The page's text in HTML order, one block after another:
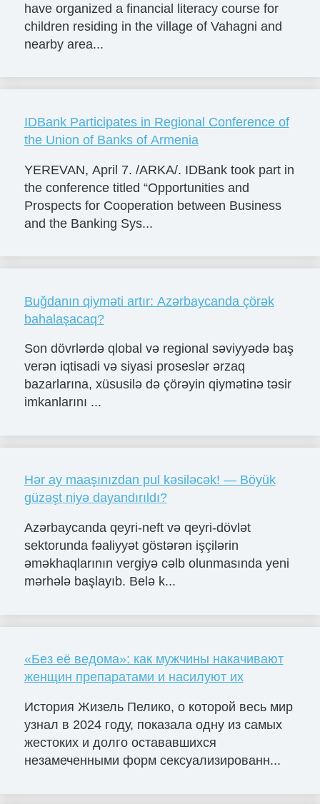
have organized a financial literacy course for
children residing in the village of Vahagni and
nearby area...
IDBank Participates in Regional Conference of
the Union of Banks of Armenia
YEREVAN, April 7. /ARKA/. IDBank took part in
the conference titled “Opportunities and
Prospects for Cooperation between Business
and the Banking Sys...
Buğdanın qiyməti artır: Azərbaycanda çörək
bahalaşacaq?
Son dövrlərdə qlobal və regional səviyyədə baş
verən iqtisadi və siyasi proseslər ərzaq
bazarlarına, xüsusilə də çörəyin qiymətinə təsir
imkanlarını ...
Hər ay maaşınızdan pul kəsiləcək! — Böyük
güzəşt niyə dayandırıldı?
Azərbaycanda qeyri-neft və qeyri-dövlət
sektorunda fəaliyyət göstərən işçilərin
əməkhaqlarının vergiyə cəlb olunmasında yeni
mərhələ başlayıb. Belə k...
«Без её ведома»: как мужчины накачивают
женщин препаратами и насилуют их
История Жизель Пелико, о которой весь мир
узнал в 2024 году, показала одну из самых
жестоких и долго остававшихся
незамеченными форм сексуализированн...